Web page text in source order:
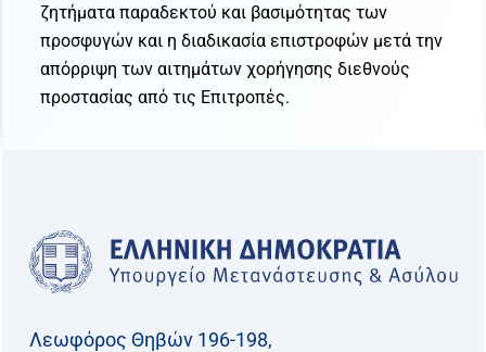
ζητήματα παραδεκτού και βασιμότητας των
προσφυγών και η διαδικασία επιστροφών μετά την
απόρριψη των αιτημάτων χορήγησης διεθνούς
προστασίας από τις Επιτροπές.
Λεωφόρος Θηβών 196-198,